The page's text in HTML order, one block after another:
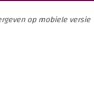
op mobiele versie